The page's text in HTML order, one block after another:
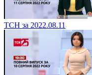
ТСН за 2022.08.11